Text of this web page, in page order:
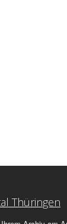
Thüringen